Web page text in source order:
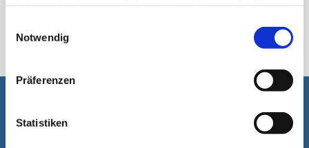
Notwendig
Präferenzen
Statistiken